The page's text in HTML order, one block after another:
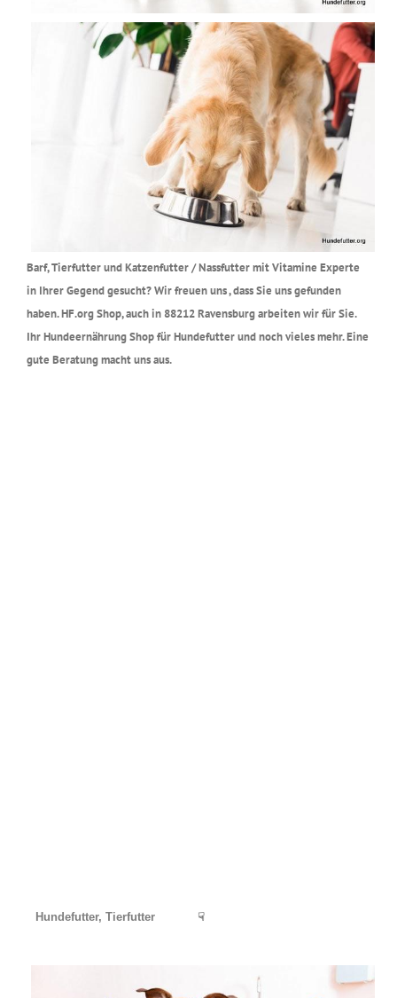
Barf, Tierfutter und Katzenfutter / Nassfutter mit Vitamine Experte
in Ihrer Gegend gesucht? Wir freuen uns , dass Sie uns gefunden
haben. HF.org Shop, auch in 88212 Ravensburg arbeiten wir für Sie.
Ihr Hundeernährung Shop für Hundefutter und noch vieles mehr. Eine
gute Beratung macht uns aus.
Hundefutter, Tierfutter ☟